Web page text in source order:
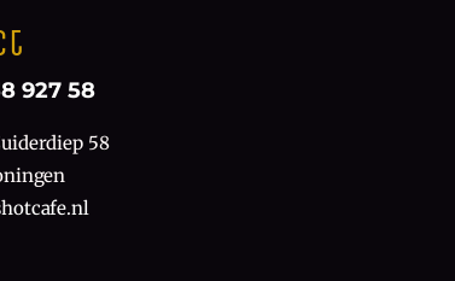
927 58
58